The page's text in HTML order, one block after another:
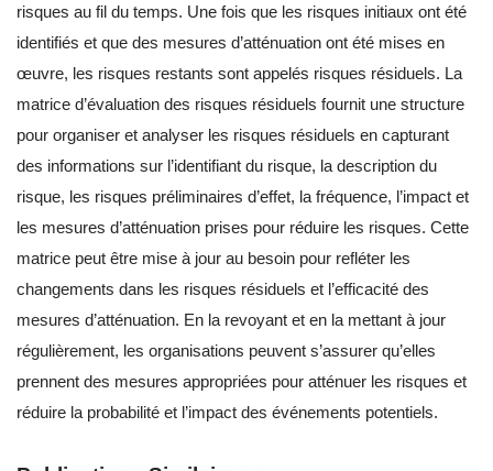
risques au fil du temps. Une fois que les risques initiaux ont été
identifiés et que des mesures d’atténuation ont été mises en
œuvre, les risques restants sont appelés risques résiduels. La
matrice d’évaluation des risques résiduels fournit une structure
pour organiser et analyser les risques résiduels en capturant
des informations sur l’identifiant du risque, la description du
risque, les risques préliminaires d’effet, la fréquence, l’impact et
les mesures d’atténuation prises pour réduire les risques. Cette
matrice peut être mise à jour au besoin pour refléter les
changements dans les risques résiduels et l’efficacité des
mesures d’atténuation. En la revoyant et en la mettant à jour
régulièrement, les organisations peuvent s’assurer qu’elles
prennent des mesures appropriées pour atténuer les risques et
réduire la probabilité et l’impact des événements potentiels.